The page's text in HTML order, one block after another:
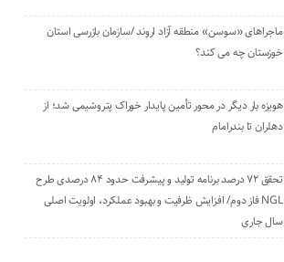
ماجراهای «سوسن» منطقه آزاد اروند /سازمان بازرسی استان
خوزستان چه می کند؟
هویزه بار دیگر در محور تأمین پایدار خوراک پتروشیمی شد؛ از
دهلران تا بندرامام
تحقق ۷۲ درصد برنامه تولید و پیشرفت حدود ۸۴ درصدی طرح
NGL فاز دوم/ افزایش ظرفیت و بهبود عملکرد، اولویت اصلی
سال جاری